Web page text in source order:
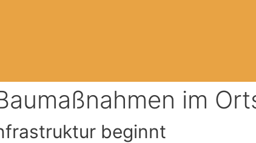
im
beginnt